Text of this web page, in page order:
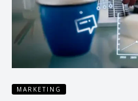
MARKETING
ιδέες